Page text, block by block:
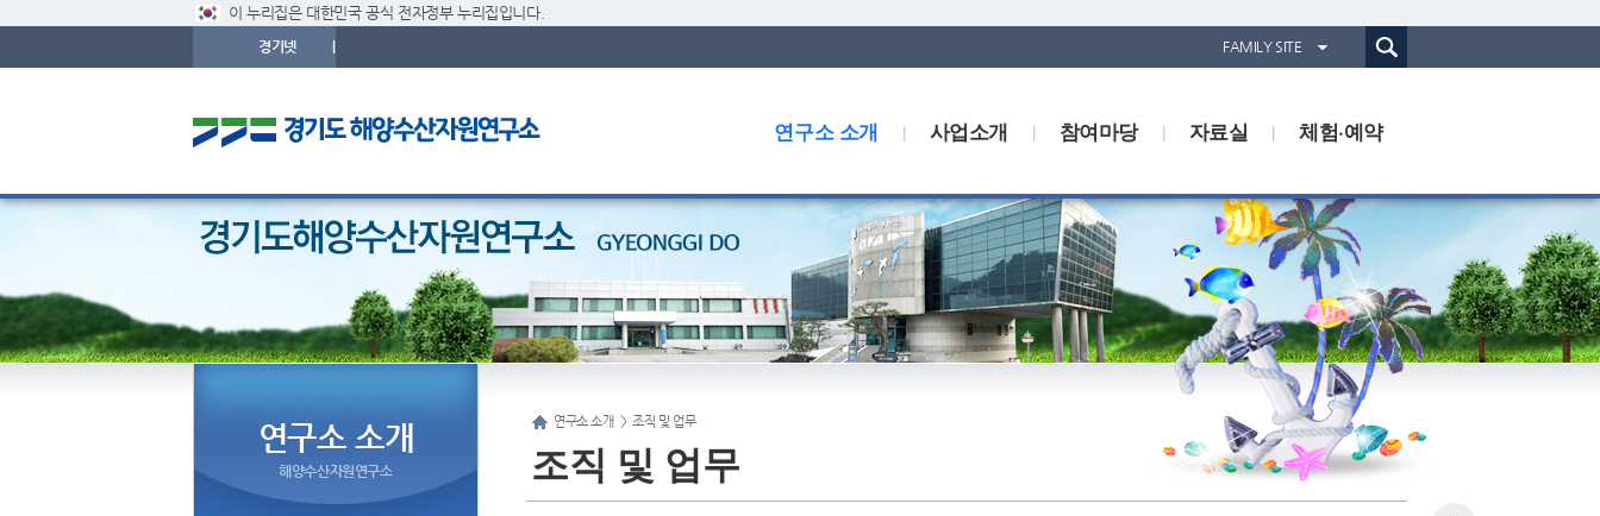
이 누리집은 대한민국 공식 전자정부 누리집입니다.
경기넷 FAMILY SITE
경기도동물위생시험소
경기해양수산자원연구소
통합검색(웹)
체험·예약
자료실
참여마당
사업소개
연구소 소개
연구소 소개 > 조직 및 업무
조직 및 업무
해양수산자원연구소
연구소 소개